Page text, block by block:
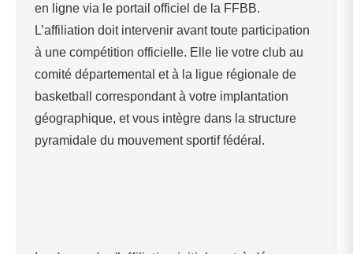
en ligne via le portail officiel de la FFBB.
L’affiliation doit intervenir avant toute participation
à une compétition officielle. Elle lie votre club au
comité départemental et à la ligue régionale de
basketball correspondant à votre implantation
géographique, et vous intègre dans la structure
pyramidale du mouvement sportif fédéral.